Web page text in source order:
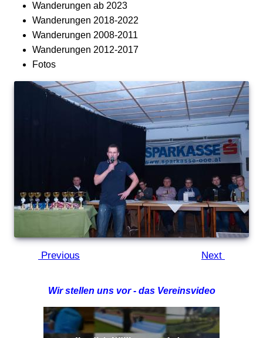
Wanderungen ab 2023
Wanderungen 2018-2022
Wanderungen 2008-2011
Wanderungen 2012-2017
Fotos
Previous Next
Wir stellen uns vor - das Vereinsvideo